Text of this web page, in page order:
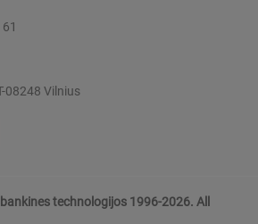
08248 Vilnius
technologijos 1996-2026. All